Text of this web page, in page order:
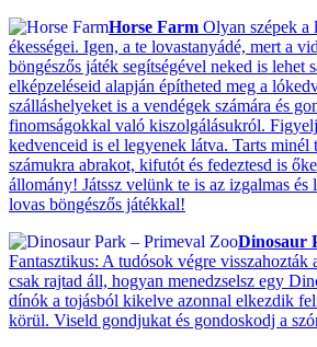
Horse Farm Olyan szépek a
ékességei. Igen, a te lovastanyádé, mert a
böngészős játék segítségével neked is lehet
elképzeléseid alapján építheted meg a
szálláshelyeket is a vendégek számára és
finomságokkal való kiszolgálásukról.
kedvenceid is el legyenek látva. Tarts minél
számukra abrakot, kifutót és fedeztesd is
állomány! Játssz velünk te is az izgalmas
lovas böngészős játékkal!
Dinosaur
Fantasztikus: A tudósok végre visszahozták
csak rajtad áll, hogyan menedzselsz egy
dínók a tojásból kikelve azonnal elkezdik
körül. Viseld gondjukat és gondoskodj a